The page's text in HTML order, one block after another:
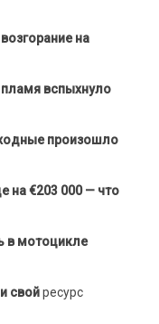
на
пламя вспыхнуло
произошло
на €203 000 — что
в мотоцикле
свойресурс